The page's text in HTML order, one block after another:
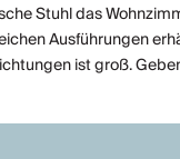
Stuhl das
Ausführungen
ist groß.